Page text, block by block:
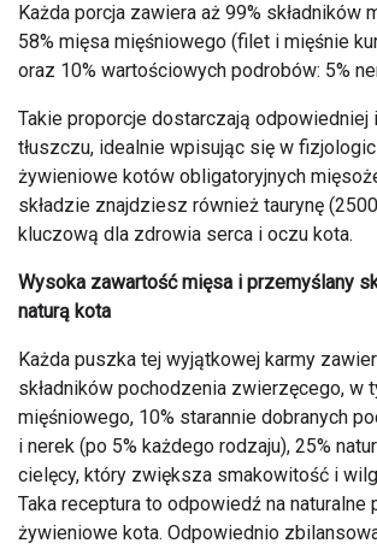
Każda porcja zawiera aż 99% składników
58% mięsa mięśniowego (filet i mięśnie
oraz 10% wartościowych podrobów: 5%
Takie proporcje dostarczają odpowiedniej
tłuszczu, idealnie wpisując się w
żywieniowe kotów obligatoryjnych
składzie znajdziesz również taurynę
kluczową dla zdrowia serca i oczu kota.
Wysoka zawartość mięsa i przemyślany
naturą kota
Każda puszka tej wyjątkowej karmy
składników pochodzenia zwierzęcego, w
mięśniowego, 10% starannie dobranych
i nerek (po 5% każdego rodzaju), 25%
cielęcy, który zwiększa smakowitość i
Taka receptura to odpowiedź na naturalne
żywieniowe kota. Odpowiednio